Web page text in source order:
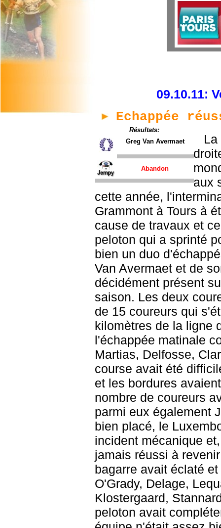
09.10.11:
Echappée
Résultats:
Greg Van Avermaet
Abandon
aux
cette année,
Grammont à Tours à
cause de travaux et
peloton qui a sprinté
bien un duo
Van Avermaet et de
décidément présent
saison. Les deux
de 15 coureurs qui
kilomètres de la ligne
l'échappée matinale
Martias, Delfosse,
course avait été
et les bordures
nombre de coureurs
parmi eux également
bien placé, le
incident mécanique
jamais réussi à
bagarre avait éclaté
O'Grady, Delage,
Klostergaard,
peloton avait